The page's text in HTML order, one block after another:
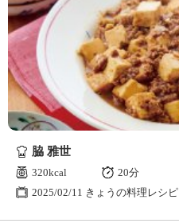
脇 雅世
320kcal
20分
2025/02/11 きょうの料理レシピ